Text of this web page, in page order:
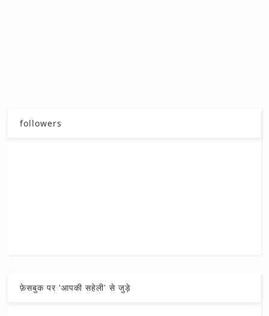
followers
फ़ेसबुक पर 'आपकी सहेली' से जुड़े